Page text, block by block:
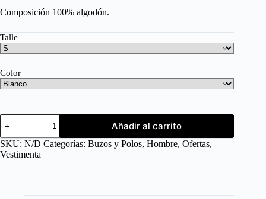
Composición 100% algodón.
Talle
Color
Añadir al carrito
SKU: N/D Categorías: Buzos y Polos, Hombre, Ofertas,
Vestimenta